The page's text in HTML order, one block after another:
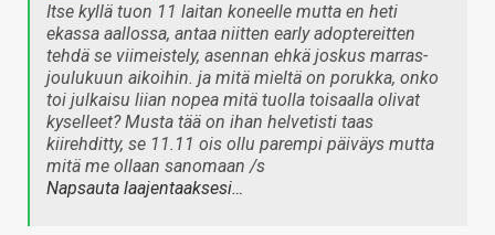
Itse kyllä tuon 11 laitan koneelle mutta en heti
ekassa aallossa, antaa niitten early adoptereitten
tehdä se viimeistely, asennan ehkä joskus marras-
joulukuun aikoihin. ja mitä mieltä on porukka, onko
toi julkaisu liian nopea mitä tuolla toisaalla olivat
kyselleet? Musta tää on ihan helvetisti taas
kiirehditty, se 11.11 ois ollu parempi päiväys mutta
mitä me ollaan sanomaan /s
Napsauta laajentaaksesi…